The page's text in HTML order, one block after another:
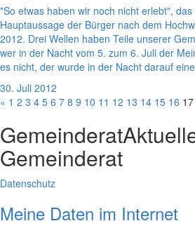
"So etwas haben wir noch nicht erlebt",
Hauptaussage der Bürger nach dem
2012. Drei Wellen haben Teile unserer
wer in der Nacht vom 5. zum 6. Juli der
es nicht, der wurde in der Nacht darauf
30. Juli 2012
« 1 2 3 4 5 6 7 8 9 10 11 12 13 14 15 16 17
Gemeinderat
Gemeinderat
Datenschutz
Meine Daten im Internet